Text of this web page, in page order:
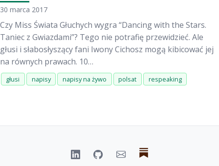
30 marca 2017
Czy Miss Świata Głuchych wygra “Dancing with the Stars.
Taniec z Gwiazdami”? Tego nie potrafię przewidzieć. Ale
głusi i słabosłyszący fani Iwony Cichosz mogą kibicować jej
na równych prawach. 10…
głusi napisy napisy na żywo polsat respeaking